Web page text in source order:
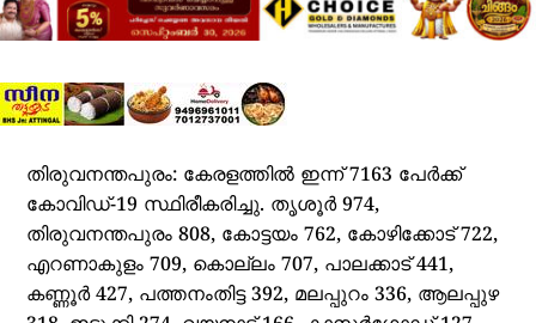
തിരുവനന്തപുരം: കേരളത്തില്‍ ഇന്ന് 7163 പേര്‍ക്ക്
കോവിഡ്-19 സ്ഥിരീകരിച്ചു. തൃശൂര്‍ 974,
തിരുവനന്തപുരം 808, കോട്ടയം 762, കോഴിക്കോട് 722,
എറണാകുളം 709, കൊല്ലം 707, പാലക്കാട് 441,
കണ്ണൂര്‍ 427, പത്തനംതിട്ട 392, മലപ്പുറം 336, ആലപ്പുഴ